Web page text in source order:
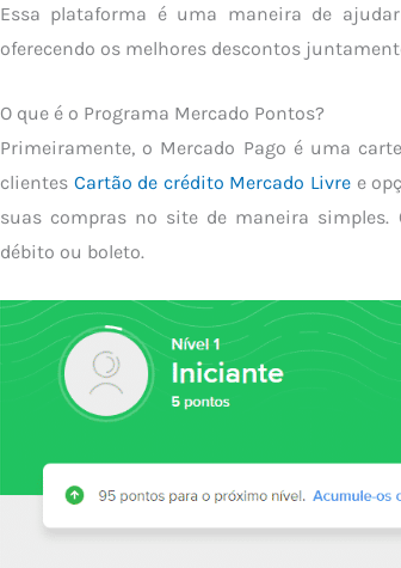
Essa plataforma é uma maneira de
oferecendo os melhores descontos
O que é o Programa Mercado Pontos?
Primeiramente, o Mercado Pago é uma
clientes Cartão de crédito Mercado Livree
suas compras no site de maneira
débito ou boleto.